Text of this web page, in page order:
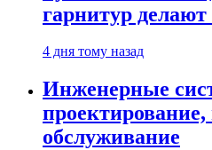
гарнитур
4 дня тому назад
Инженерные
обслуживание